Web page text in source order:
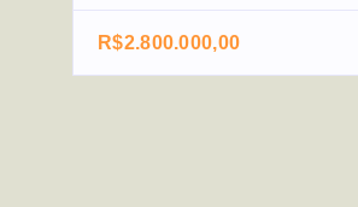
R$2.800.000,00